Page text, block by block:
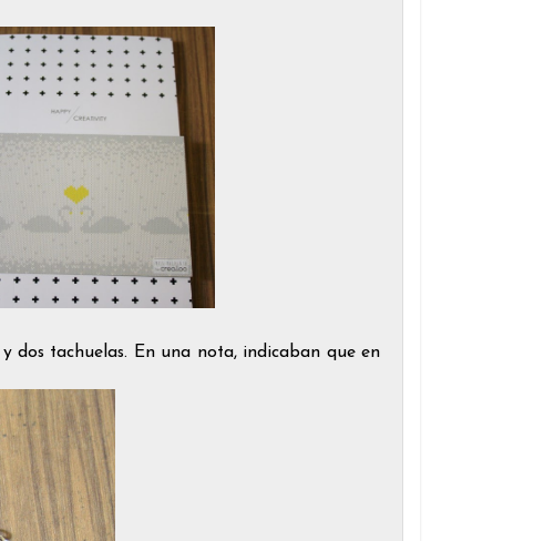
dos tachuelas. En una nota, indicaban que en